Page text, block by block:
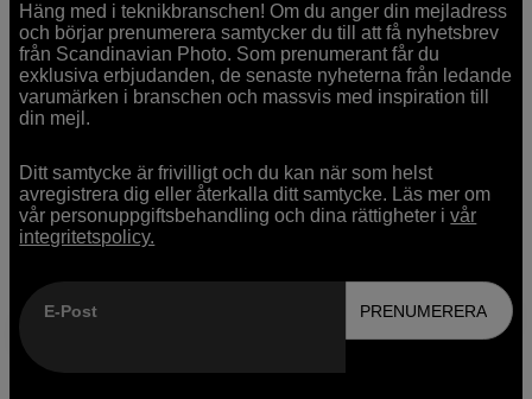
Häng med i teknikbranschen! Om du anger din mejladress
och börjar prenumerera samtycker du till att få nyhetsbrev
från Scandinavian Photo. Som prenumerant får du
exklusiva erbjudanden, de senaste nyheterna från ledande
varumärken i branschen och massvis med inspiration till
din mejl.
Ditt samtycke är frivilligt och du kan när som helst
avregistrera dig eller återkalla ditt samtycke. Läs mer om
vår personuppgiftsbehandling och dina rättigheter ivår
integritetspolicy.
E-Post PRENUMERERA